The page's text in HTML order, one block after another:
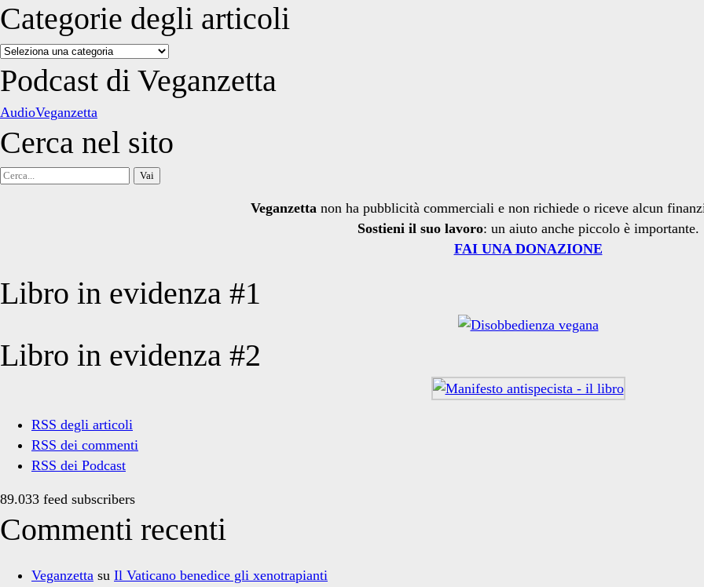
Categorie degli articoli
Categorie
degli
articoli
Podcast di Veganzetta
AudioVeganzetta
Cerca nel sito
Cerca
Veganzetta non ha pubblicità commerciali e non richiede o riceve alcun
Sostieni il suo lavoro: un aiuto anche piccolo è importante.
FAI UNA DONAZIONE
Libro in evidenza #1
Libro in evidenza #2
RSS degli articoli
RSS dei commenti
RSS dei Podcast
89.033 feed subscribers
Commenti recenti
Veganzetta su Il Vaticano benedice gli xenotrapianti